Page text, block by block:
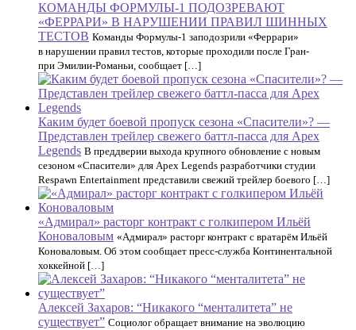
КОМАНДЫ ФОРМУЛЫ-1 ПОДОЗРЕВАЮТ
«ФЕРРАРИ» В НАРУШЕНИИ ПРАВИЛ ШИННЫХ
ТЕСТОВ Команды Формулы-1 заподозрили «Феррари»
в нарушении правил тестов, которые проходили после Гран-
при Эмилии-Романьи, сообщает […]
Каким будет боевой пропуск сезона «Спасители»? —
Представлен трейлер свежего баттл-пасса для Apex
Legends В преддверии выхода крупного обновление с новым
сезоном «Спасители» для Apex Legends разработчики студии
Respawn Entertainment представили свежий трейлер боевого […]
«Адмирал» расторг контракт с голкипером Ильёй
Коноваловым «Адмирал» расторг контракт с вратарём Ильёй
Коноваловым. Об этом сообщает пресс-служба Континентальной
хоккейной […]
Алексей Захаров: “Никакого “менталитета” не
существует” Социолог обращает внимание на эволюцию